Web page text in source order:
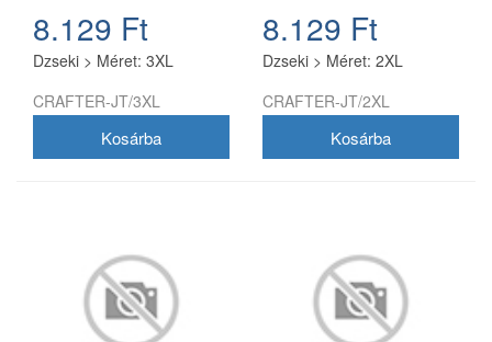
8.129 Ft
Dzseki > Méret: 3XL
CRAFTER-JT/3XL
8.129 Ft
Dzseki > Méret: 2XL
CRAFTER-JT/2XL